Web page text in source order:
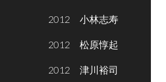
2012 小林志寿
2012 松原惇起
2012 津川裕司